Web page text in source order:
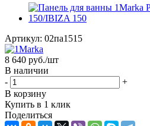
Артикул: 02па1515
8 640 руб./шт
В наличии
-
+
В корзину
Купить в 1 клик
Поделиться